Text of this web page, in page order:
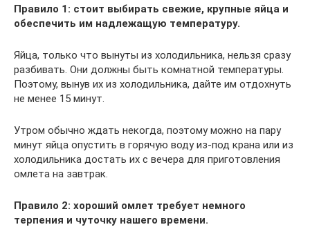
Правило 1: стоит выбирать свежие, крупные яйца и
обеспечить им надлежащую температуру.
Яйца, только что вынуты из холодильника, нельзя сразу
разбивать. Они должны быть комнатной температуры.
Поэтому, вынув их из холодильника, дайте им отдохнуть
не менее 15 минут.
Утром обычно ждать некогда, поэтому можно на пару
минут яйца опустить в горячую воду из-под крана или из
холодильника достать их с вечера для приготовления
омлета на завтрак.
Правило 2: хороший омлет требует немного
терпения и чуточку нашего времени.